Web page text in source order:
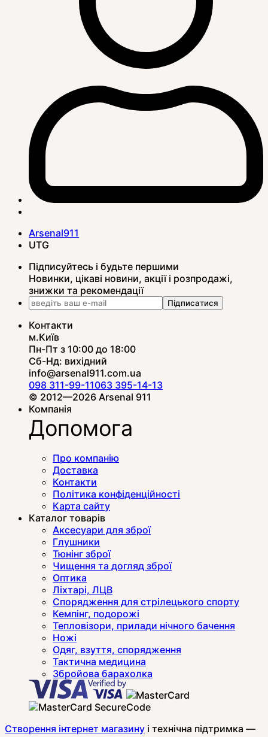
Arsenal911
UTG
Підписуйтесь і будьте першими
Новинки, цікаві новини, акції і розпродажі,
знижки та рекомендації
Підписатися
Контакти
м.Київ
Пн-Пт з 10:00 до 18:00
Сб-Нд: вихідний
info@arsenal911.com.ua
098 311-99-11063 395-14-13
© 2012—2026 Arsenal 911
Компанія
Допомога
Про компанію
Доставка
Контакти
Політика конфіденційності
Карта сайту
Каталог товарів
Аксесуари для зброї
Глушники
Тюнінг зброї
Чищення та догляд зброї
Оптика
Ліхтарі, ЛЦВ
Спорядження для стрілецького спорту
Кемпінг, подорожі
Тепловізори, прилади нічного бачення
Ножі
Одяг, взуття, спорядження
Тактична медицина
Збройова барахолка
Створення інтернет магазину і технічна підтримка —